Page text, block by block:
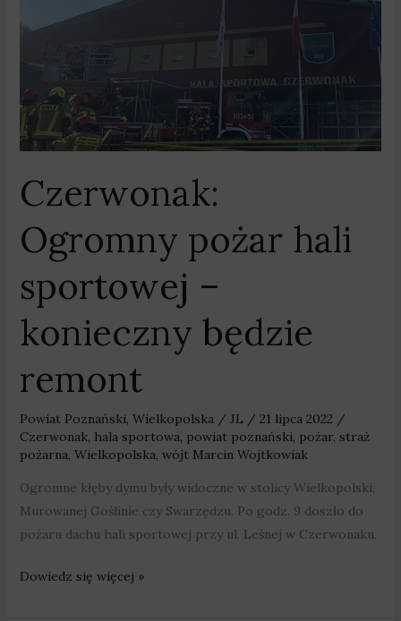
Czerwonak:
Ogromny pożar hali
sportowej –
konieczny będzie
remont
Powiat Poznański, Wielkopolska/ JL / 21 lipca 2022 /
Czerwonak, hala sportowa, powiat poznański, pożar, straż
pożarna, Wielkopolska, wójt Marcin Wojtkowiak
Ogromne kłęby dymu były widoczne w stolicy Wielkopolski,
Murowanej Goślinie czy Swarzędzu. Po godz. 9 doszło do
pożaru dachu hali sportowej przy ul. Leśnej w Czerwonaku.
konieczny
Dowiedz się więcej »